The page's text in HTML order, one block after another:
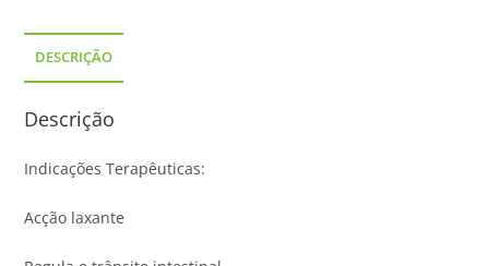
DESCRIÇÃO
Descrição
Indicações Terapêuticas:
Acção laxante